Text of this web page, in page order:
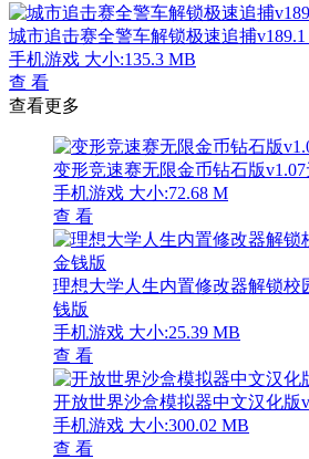
城市追击赛全警车解锁极速追捕v189.1
手机游戏 大小:135.3 MB
查 看
查看更多
变形竞速赛无限金币钻石版
手机游戏 大小:72.68 M
查 看
理想大学人生内置修改器解锁校
钱版
手机游戏 大小:25.39 MB
查 看
开放世界沙盒模拟器中文汉化版
手机游戏 大小:300.02 MB
查 看